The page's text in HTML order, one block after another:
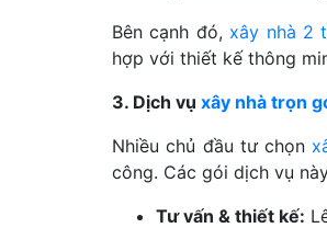
Bên cạnh đó, xây nhà 2
hợp với thiết kế thông
3. Dịch vụ xây nhà trọn
Nhiều chủ đầu tư chọn
công. Các gói dịch vụ
Tư vấn & thiết kế: